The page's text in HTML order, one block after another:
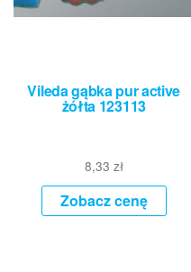
Vileda gąbka pur active
żółta 123113
8,33 zł
Zobacz cenę